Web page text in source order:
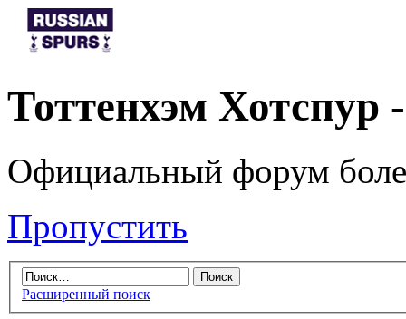
Тоттенхэм
Официальный форум
Пропустить
Расширенный поиск